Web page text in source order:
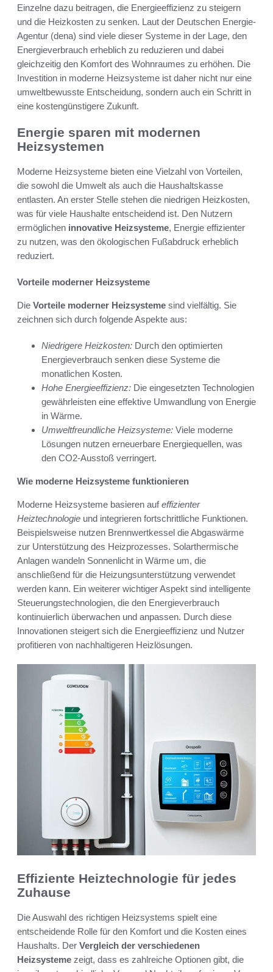
Einzelne dazu beitragen, die Energieeffizienz zu steigern
und die Heizkosten zu senken. Laut der Deutschen Energie-
Agentur (dena) sind viele dieser Systeme in der Lage, den
Energieverbrauch erheblich zu reduzieren und dabei
gleichzeitig den Komfort des Wohnraumes zu erhöhen. Die
Investition in moderne Heizsysteme ist daher nicht nur eine
umweltbewusste Entscheidung, sondern auch ein Schritt in
eine kostengünstigere Zukunft.
Energie sparen mit modernen
Heizsystemen
Moderne Heizsysteme bieten eine Vielzahl von Vorteilen,
die sowohl die Umwelt als auch die Haushaltskasse
entlasten. An erster Stelle stehen die niedrigen Heizkosten,
was für viele Haushalte entscheidend ist. Den Nutzern
ermöglichen innovative Heizsysteme, Energie effizienter
zu nutzen, was den ökologischen Fußabdruck erheblich
reduziert.
Vorteile moderner Heizsysteme
Die Vorteile moderner Heizsysteme sind vielfältig. Sie
zeichnen sich durch folgende Aspekte aus:
Niedrigere Heizkosten: Durch den optimierten
Energieverbrauch senken diese Systeme die
monatlichen Kosten.
Hohe Energieeffizienz: Die eingesetzten Technologien
gewährleisten eine effektive Umwandlung von Energie
in Wärme.
Umweltfreundliche Heizsysteme: Viele moderne
Lösungen nutzen erneuerbare Energiequellen, was
den CO2-Ausstoß verringert.
Wie moderne Heizsysteme funktionieren
Moderne Heizsysteme basieren aufeffizienter
Heiztechnologie und integrieren fortschrittliche Funktionen.
Beispielsweise nutzen Brennwertkessel die Abgaswärme
zur Unterstützung des Heizprozesses. Solarthermische
Anlagen wandeln Sonnenlicht in Wärme um, die
anschließend für die Heizungsunterstützung verwendet
werden kann. Ein weiterer wichtiger Aspekt sind intelligente
Steuerungstechnologien, die den Energieverbrauch
kontinuierlich überwachen und anpassen. Durch diese
Innovationen steigert sich die Energieeffizienz und Nutzer
profitieren von nachhaltigeren Heizlösungen.
Effiziente Heiztechnologie für jedes
Zuhause
Die Auswahl des richtigen Heizsystems spielt eine
entscheidende Rolle für den Komfort und die Kosten eines
Haushalts. Der Vergleich der verschiedenen
Heizsysteme zeigt, dass es zahlreiche Optionen gibt, die